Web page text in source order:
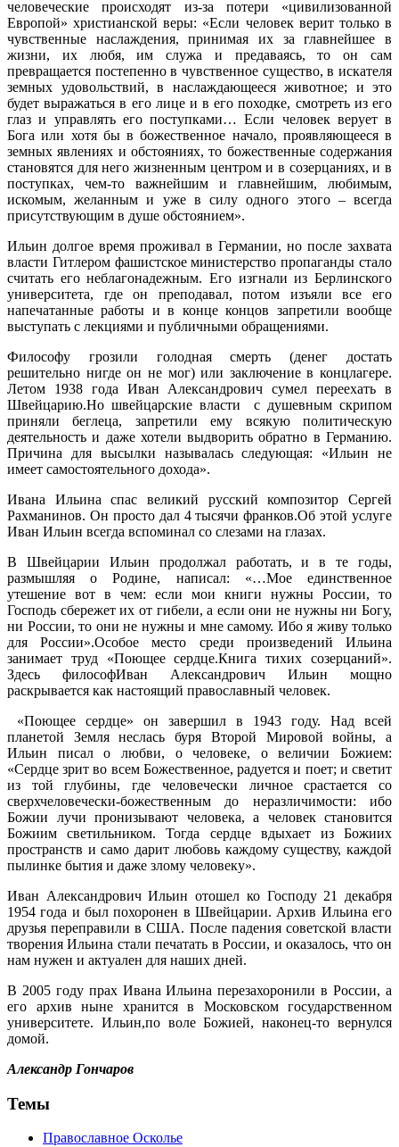
человеческие происходят из-за потери «цивилизованной
Европой» христианской веры: «Если человек верит только в
чувственные наслаждения, принимая их за главнейшее в
жизни, их любя, им служа и предаваясь, то он сам
превращается постепенно в чувственное существо, в искателя
земных удовольствий, в наслаждающееся животное; и это
будет выражаться в его лице и в его походке, смотреть из его
глаз и управлять его поступками… Если человек верует в
Бога или хотя бы в божественное начало, проявляющееся в
земных явлениях и обстояниях, то божественные содержания
становятся для него жизненным центром и в созерцаниях, и в
поступках, чем-то важнейшим и главнейшим, любимым,
искомым, желанным и уже в силу одного этого – всегда
присутствующим в душе обстоянием».
Ильин долгое время проживал в Германии, но после захвата
власти Гитлером фашистское министерство пропаганды стало
считать его неблагонадежным. Его изгнали из Берлинского
университета, где он преподавал, потом изъяли все его
напечатанные работы и в конце концов запретили вообще
выступать с лекциями и публичными обращениями.
Философу грозили голодная смерть (денег достать
решительно нигде он не мог) или заключение в концлагере.
Летом 1938 года Иван Александрович сумел переехать в
Швейцарию.Но швейцарские власти с душевным скрипом
приняли беглеца, запретили ему всякую политическую
деятельность и даже хотели выдворить обратно в Германию.
Причина для высылки называлась следующая: «Ильин не
имеет самостоятельного дохода».
Ивана Ильина спас великий русский композитор Сергей
Рахманинов. Он просто дал 4 тысячи франков.Об этой услуге
Иван Ильин всегда вспоминал со слезами на глазах.
В Швейцарии Ильин продолжал работать, и в те годы,
размышляя о Родине, написал: «…Мое единственное
утешение вот в чем: если мои книги нужны России, то
Господь сбережет их от гибели, а если они не нужны ни Богу,
ни России, то они не нужны и мне самому. Ибо я живу только
для России».Особое место среди произведений Ильина
занимает труд «Поющее сердце.Книга тихих созерцаний».
Здесь философИван Александрович Ильин мощно
раскрывается как настоящий православный человек.
«Поющее сердце» он завершил в 1943 году. Над всей
планетой Земля неслась буря Второй Мировой войны, а
Ильин писал о любви, о человеке, о величии Божием:
«Сердце зрит во всем Божественное, радуется и поет; и светит
из той глубины, где человечески личное срастается со
сверхчеловечески-божественным до неразличимости: ибо
Божии лучи пронизывают человека, а человек становится
Божиим светильником. Тогда сердце вдыхает из Божиих
пространств и само дарит любовь каждому существу, каждой
пылинке бытия и даже злому человеку».
Иван Александрович Ильин отошел ко Господу 21 декабря
1954 года и был похоронен в Швейцарии. Архив Ильина его
друзья переправили в США. После падения советской власти
творения Ильина стали печатать в России, и оказалось, что он
нам нужен и актуален для наших дней.
В 2005 году прах Ивана Ильина перезахоронили в России, а
его архив ныне хранится в Московском государственном
университете. Ильин,по воле Божией, наконец-то вернулся
домой.
Александр Гончаров
Темы
Православное Осколье